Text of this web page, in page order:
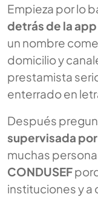
Empieza por lo
detrás de la
un nombre
domicilio y
prestamista
enterrado en
Después
supervisada
muchas
CONDUSEF
instituciones y a